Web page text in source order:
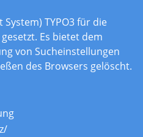
TYPO3 für die
Es bietet dem
von Sucheinstellungen
des Browsers gelöscht.